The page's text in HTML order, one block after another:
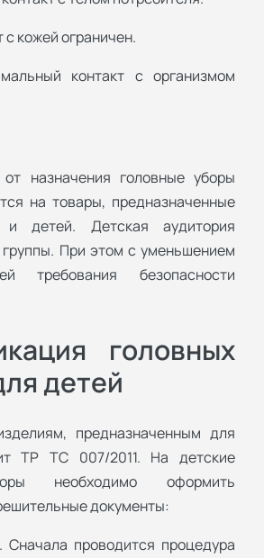
с кожей ограничен.
контакт с организмом
назначения головные уборы
на товары, предназначенные
детей. Детская аудитория
группы. При этом с уменьшением
требования безопасности
головных
детей
предназначенным для
ТР ТС 007/2011. На детские
необходимо оформить
документы:
проводится процедура